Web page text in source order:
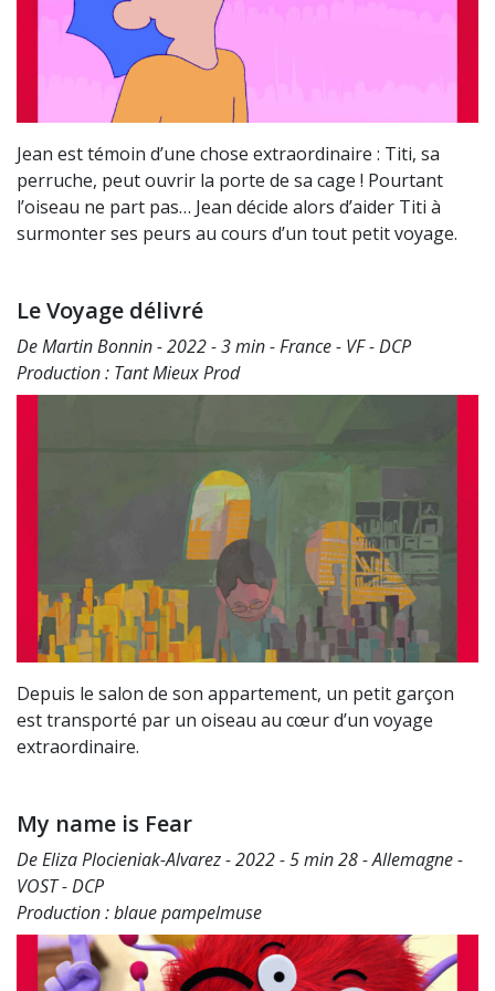
Jean est témoin d’une chose extraordinaire : Titi, sa
perruche, peut ouvrir la porte de sa cage ! Pourtant
l’oiseau ne part pas… Jean décide alors d’aider Titi à
surmonter ses peurs au cours d’un tout petit voyage.
Le Voyage délivré
De Martin Bonnin - 2022 - 3 min - France - VF - DCP
Production : Tant Mieux Prod
Depuis le salon de son appartement, un petit garçon
est transporté par un oiseau au cœur d’un voyage
extraordinaire.
My name is Fear
De Eliza Plocieniak-Alvarez - 2022 - 5 min 28 - Allemagne -
VOST - DCP
Production : blaue pampelmuse